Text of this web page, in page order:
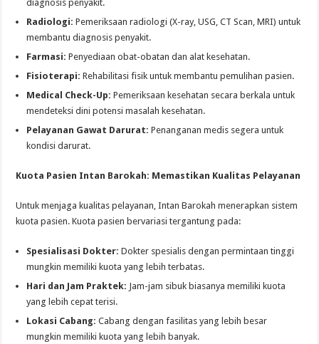
diagnosis penyakit.
Radiologi: Pemeriksaan radiologi (X-ray, USG, CT Scan, MRI) untuk
membantu diagnosis penyakit.
Farmasi: Penyediaan obat-obatan dan alat kesehatan.
Fisioterapi: Rehabilitasi fisik untuk membantu pemulihan pasien.
Medical Check-Up: Pemeriksaan kesehatan secara berkala untuk
mendeteksi dini potensi masalah kesehatan.
Pelayanan Gawat Darurat: Penanganan medis segera untuk
kondisi darurat.
Kuota Pasien Intan Barokah: Memastikan Kualitas Pelayanan
Untuk menjaga kualitas pelayanan, Intan Barokah menerapkan sistem
kuota pasien. Kuota pasien bervariasi tergantung pada:
Spesialisasi Dokter: Dokter spesialis dengan permintaan tinggi
mungkin memiliki kuota yang lebih terbatas.
Hari dan Jam Praktek: Jam-jam sibuk biasanya memiliki kuota
yang lebih cepat terisi.
Lokasi Cabang: Cabang dengan fasilitas yang lebih besar
mungkin memiliki kuota yang lebih banyak.